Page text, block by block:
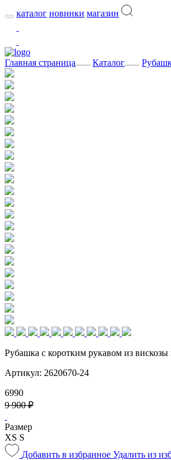
каталог новинки магазин
Главная страница Каталог
Рубашка с коротким рукавом из
Артикул: 2620670-24
6990
9 900 ₽
Размер
XS S
Добавить в избранное Удалить из